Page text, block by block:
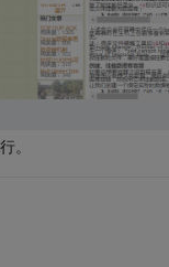
。